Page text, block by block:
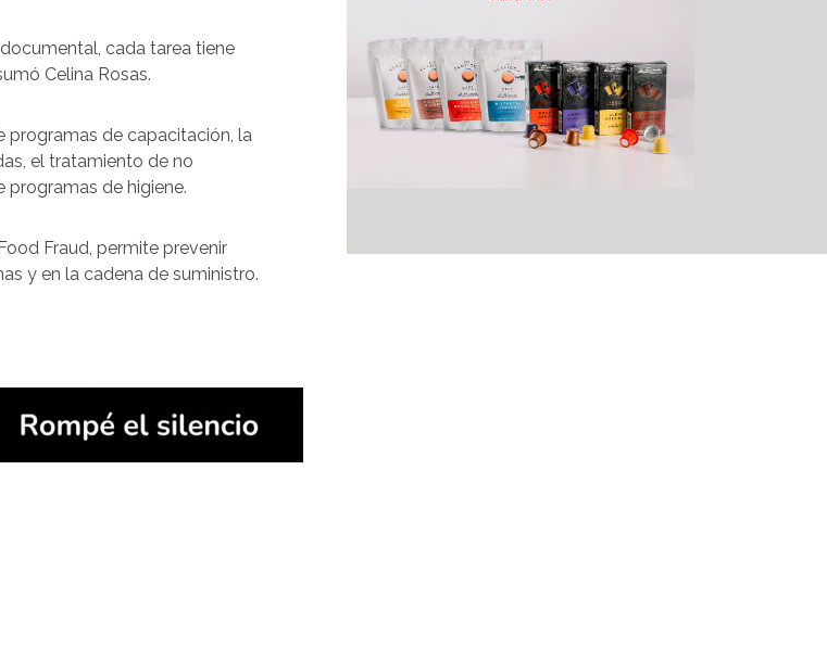
cada tarea tiene
Celina Rosas.
programas de capacitación, la
el tratamiento de no
de higiene.
Fraud, permite prevenir
y en la cadena de suministro.